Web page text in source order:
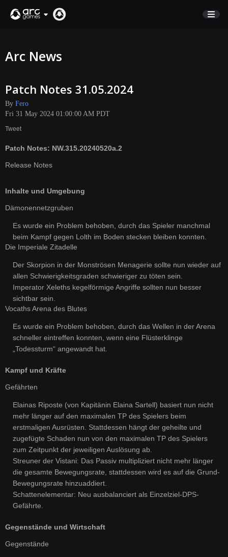
SUPPORT
Sign In
Français
Italiano
Español
Arc News
Patch Notes 31.05.2024
By Fero
Fri 31 May 2024 01:00:00 AM PDT
Tweet
Patch Notes: NW.315.20240520a.2
Release Notes
Inhalte und Umgebung
Dämonennetzgruben
Es wurde ein Problem behoben, durch das Spieler manchmal
beim Kampf gegen Lolth im Boden stecken bleiben konnten.
Die Imperiale Zitadelle
Der Skorpion in der Monströsen Menagerie sollte nun wieder auf
allen Schwierigkeitsgraden schwieriger zu töten sein.
Imperator Xeleths kegelförmige Angriffe sollten nun besser
sichtbar sein.
Vocaths Arena des Blutes
Es wurde ein Problem behoben, durch das Wellen in der Arena
schneller eintreffen konnten, wenn eine Flüsterklinge
„Todessturm“ angewandt hat.
Kampf und Kräfte
Gefährten
Elainas Riposte (von Kapitänin Elaina Sartell) basiert nun nicht
mehr länger auf den maximalen TP des Spielers beim
erstmaligen Ausrüsten. Stattdessen hängt der geheilte und
zugefügte Schaden nun von den maximalen TP des Spielers
zum Zeitpunkt der jeweiligen Auslösung ab.
Streuner der Vistani: Das Passiv multipliziert nicht mehr länger
die gesamte Bewegungsrate, stattdessen wird es auf die Grund-
Bewegungsrate hinzuaddiert.
Schattenelementar: Neu ausbalanciert als Einzelziel-DPS-
Gefährte.
Gegenstände und Wirtschaft
Gegenstände